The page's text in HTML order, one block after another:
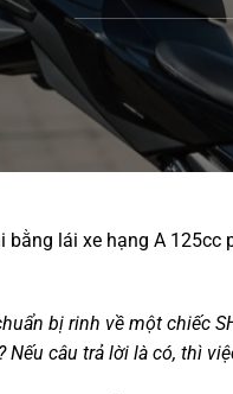
bằng lái xe hạng A 125cc
bị rinh về một chiếc
Nếu câu trả lời là có, thì